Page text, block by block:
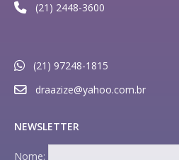
(21) 2448-3600
(21) 97248-1815
draazize@yahoo.com.br
NEWSLETTER
Nome: